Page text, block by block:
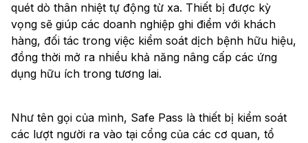
quét dò thân nhiệt tự động từ xa. Thiết bị được kỳ
vọng sẽ giúp các doanh nghiệp ghi điểm với khách
hàng, đối tác trong việc kiểm soát dịch bệnh hữu hiệu,
đồng thời mở ra nhiều khả năng nâng cấp các ứng
dụng hữu ích trong tương lai.
Như tên gọi của mình, Safe Pass là thiết bị kiểm soát
các lượt người ra vào tại cổng của các cơ quan, tổ